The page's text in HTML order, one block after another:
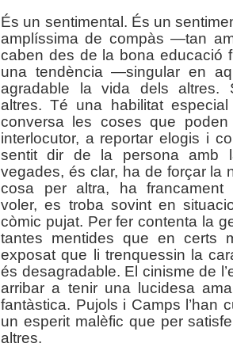
És un sentimental. És un
amplíssima de compàs —tan
caben des de la bona educació
una tendència —singular en
agradable la vida dels altres.
altres. Té una habilitat
conversa les coses que
interlocutor, a reportar elogis i
sentit dir de la persona amb
vegades, és clar, ha de forçar la
cosa per altra, ha francament
voler, es troba sovint en
còmic pujat. Per fer contenta la
tantes mentides que en certs
exposat que li trenquessin la
és desagradable. El cinisme de
arribar a tenir una lucidesa
fantàstica. Pujols i Camps l’han
un esperit malèfic que per
altres.